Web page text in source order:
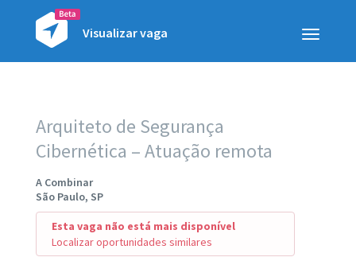
Toggle
Visualizar vaga
Arquiteto de Segurança
Cibernética – Atuação remota
A Combinar
São Paulo, SP
Esta vaga não está mais disponível
Localizar oportunidades similares